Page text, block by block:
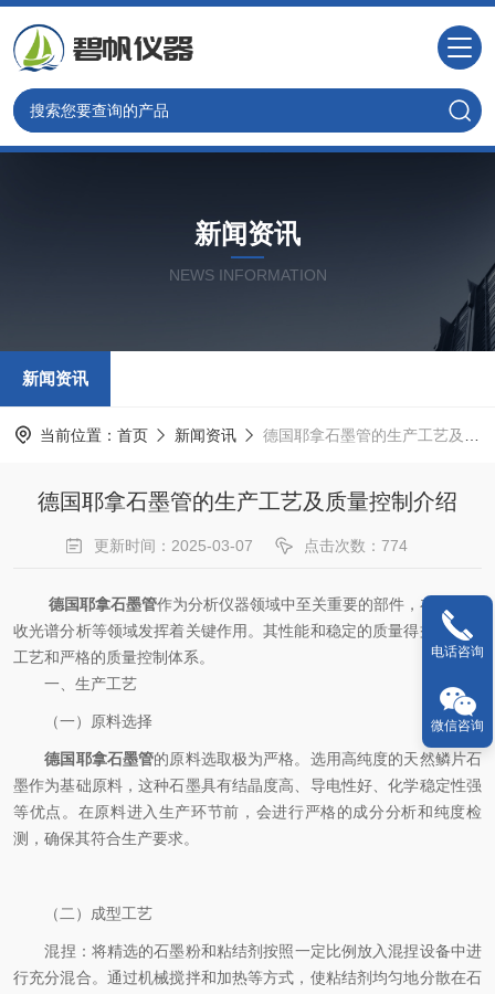
新闻资讯
NEWS INFORMATION
新闻资讯
当前位置： 首页 新闻资讯 德国耶拿石墨管的生产工艺及质量控制介绍
德国耶拿石墨管的生产工艺及质量控制介绍
更新时间：2025-03-07 点击次数：774
德国耶拿石墨管作为分析仪器领域中至关重要的部件，在原子吸
收光谱分析等领域发挥着关键作用。其性能和稳定的质量得益于生产
工艺和严格的质量控制体系。
一、生产工艺
（一）原料选择
德国耶拿石墨管的原料选取极为严格。选用高纯度的天然鳞片石
墨作为基础原料，这种石墨具有结晶度高、导电性好、化学稳定性强
等优点。在原料进入生产环节前，会进行严格的成分分析和纯度检
测，确保其符合生产要求。
（二）成型工艺
​混捏：将精选的石墨粉和粘结剂按照一定比例放入混捏设备中进
行充分混合。通过机械搅拌和加热等方式，使粘结剂均匀地分散在石
电话咨询
微信咨询